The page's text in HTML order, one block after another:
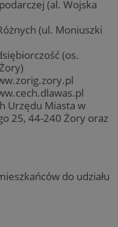
(al. Wojska
(ul. Moniuszki
(os.
Urzędu Miasta w
25, 44-240 Żory oraz
do udziału